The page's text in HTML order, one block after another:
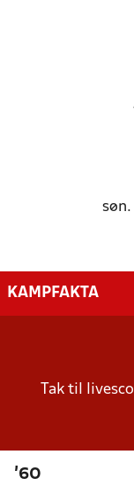
KAMPFAKTA
Tak til
'60